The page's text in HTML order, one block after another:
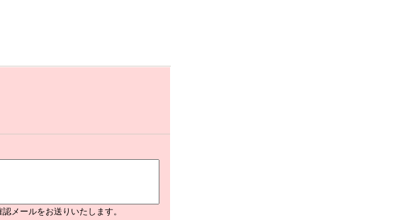
メールをお送りいたします。